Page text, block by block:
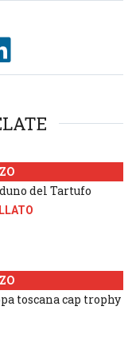
del Tartufo
toscana cap trophy